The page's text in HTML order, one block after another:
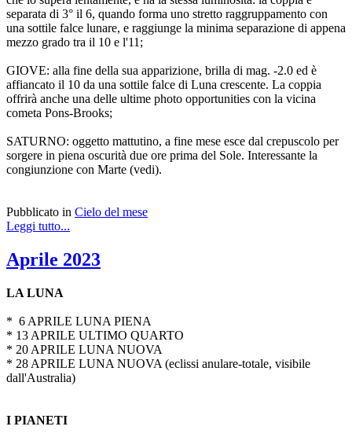
separata di 3° il 6, quando forma uno stretto raggruppamento con
una sottile falce lunare, e raggiunge la minima separazione di appena
mezzo grado tra il 10 e l'11;
GIOVE: alla fine della sua apparizione, brilla di mag. -2.0 ed è
affiancato il 10 da una sottile falce di Luna crescente. La coppia
offrirà anche una delle ultime photo opportunities con la vicina
cometa Pons-Brooks;
SATURNO: oggetto mattutino, a fine mese esce dal crepuscolo per
sorgere in piena oscurità due ore prima del Sole. Interessante la
congiunzione con Marte (vedi).
Pubblicato in Cielo del mese
Leggi tutto...
Aprile 2023
LA LUNA
* 6 APRILE LUNA PIENA
* 13 APRILE ULTIMO QUARTO
* 20 APRILE LUNA NUOVA
* 28 APRILE LUNA NUOVA (eclissi anulare-totale, visibile
dall'Australia)
I PIANETI